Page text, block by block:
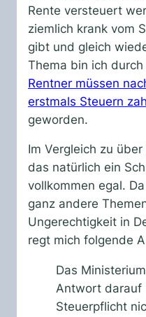
Rente versteuert
ziemlich krank vom
gibt und gleich
Thema bin ich
Rentner müssen
erstmals Steuern
geworden.
Im Vergleich zu über
das natürlich ein
vollkommen egal.
ganz andere
Ungerechtigkeit in
regt mich folgende
Das
Antwort darauf
Steuerpflicht